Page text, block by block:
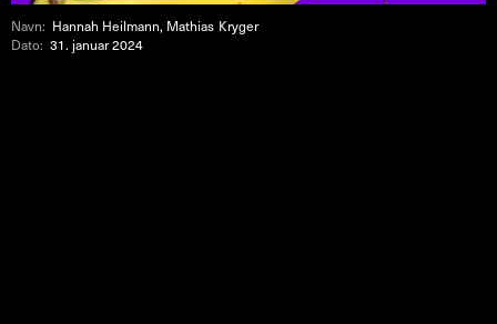
Navn: Hannah Heilmann, Mathias Kryger
Dato:31. januar 2024